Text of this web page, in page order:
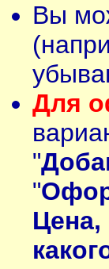
Вы
Для
"
"
Цена,